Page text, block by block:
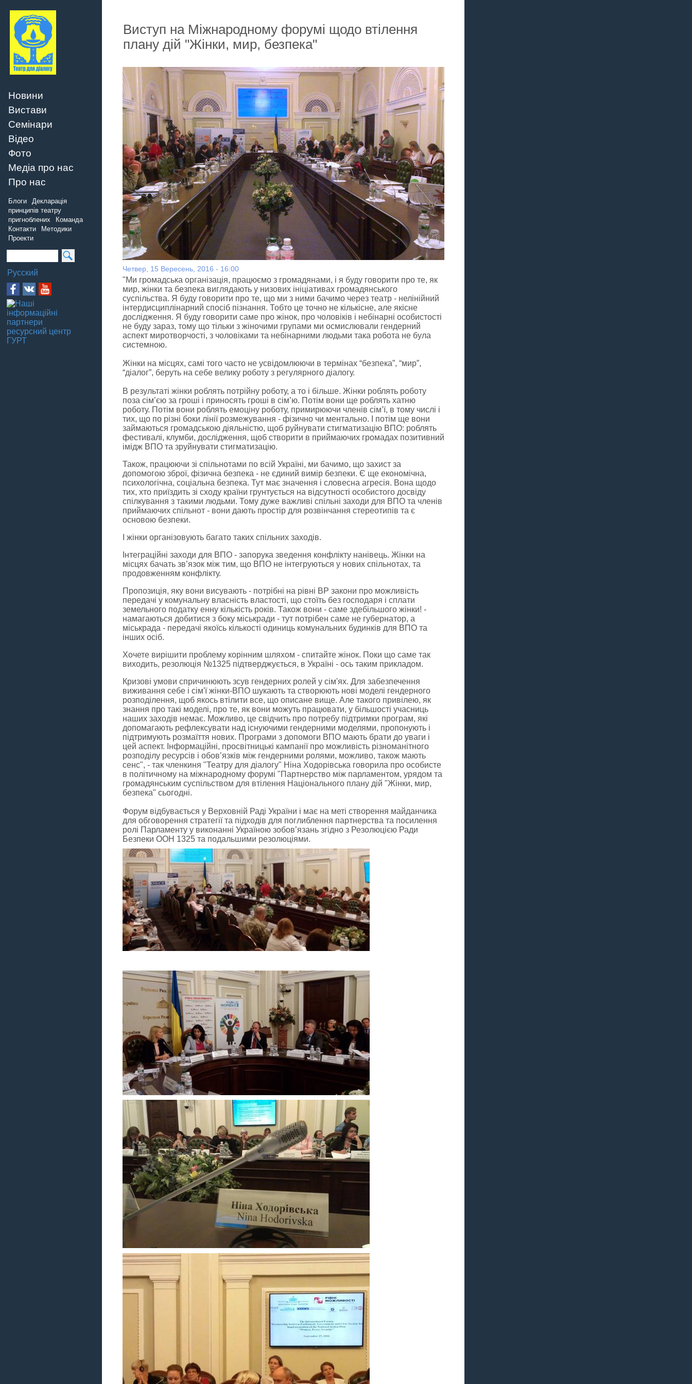
Новини
Вистави
Семінари
Відео
Фото
Медіа про нас
Про нас
Блоги
Декларація
принципів театру
пригноблених
Команда
Контакти
Методики
Проекти
Русский
Виступ на Міжнародному форумі щодо втілення
плану дій "Жінки, мир, безпека"
Четвер, 15 Вересень, 2016 - 16:00
"Ми громадська організація, працюємо з громадянами, і я буду говорити про те, як
мир, жінки та безпека виглядають у низових ініціативах громадянського
суспільства. Я буду говорити про те, що ми з ними бачимо через театр - нелінійний
інтердисциплінарний спосіб пізнання. Тобто це точно не кількісне, але якісне
дослідження. Я буду говорити саме про жінок, про чоловіків і небінарні особистості
не буду зараз, тому що тільки з жіночими групами ми осмислювали гендерний
аспект миротворчості, з чоловіками та небінарними людьми така робота не була
системною.
Жінки на місцях, самі того часто не усвідомлюючи в термінах “безпека”, “мир”,
“діалог”, беруть на себе велику роботу з регулярного діалогу.
В результаті жінки роблять потрійну роботу, а то і більше. Жінки роблять роботу
поза сім’єю за гроші і приносять гроші в сім’ю. Потім вони ще роблять хатню
роботу. Потім вони роблять емоціну роботу, примирюючи членів сім’ї, в тому числі і
тих, що по різні боки лінії розмежування - фізично чи ментально. І потім ще вони
займаються громадською діяльністю, щоб руйнувати стигматизацію ВПО: роблять
фестивалі, клумби, дослідження, щоб створити в приймаючих громадах позитивний
імідж ВПО та зруйнувати стигматизацію.
Також, працюючи зі спільнотами по всій Україні, ми бачимо, що захист за
допомогою зброї, фізична безпека - не єдиний вимір безпеки. Є ще економічна,
психологічна, соціальна безпека. Тут має значення і словесна агресія. Вона щодо
тих, хто приїздить зі сходу країни грунтується на відсутності особистого досвіду
спілкування з такими людьми. Тому дуже важливі спільні заходи для ВПО та членів
приймаючих спільнот - вони дають простір для розвінчання стереотипів та є
основою безпеки.
І жінки організовують багато таких спільних заходів.
Інтеграційні заходи для ВПО - запорука зведення конфлікту нанівець. Жінки на
місцях бачать зв’язок між тим, що ВПО не інтегруються у нових спільнотах, та
продовженням конфлікту.
Пропозиція, яку вони висувають - потрібні на рівні ВР закони про можливість
передачі у комунальну власність властості, що стоїть без господаря і сплати
земельного податку енну кількість років. Також вони - саме здебільшого жінки! -
намагаються добитися з боку міськради - тут потрібен саме не губернатор, а
міськрада - передачі якоїсь кількості одиниць комунальних будинків для ВПО та
інших осіб.
Хочете вирішити проблему корінним шляхом - спитайте жінок. Поки що саме так
виходить, резолюція №1325 підтверджується, в Україні - ось таким прикладом.
Кризові умови спричинюють зсув гендерних ролей у сім'ях. Для забезпечення
виживання себе і сім'ї жінки-ВПО шукають та створюють нові моделі гендерного
розподілення, щоб якось втілити все, що описане вище. Але такого привілею, як
знання про такі моделі, про те, як вони можуть працювати, у більшості учасниць
наших заходів немає. Можливо, це свідчить про потребу підтримки програм, які
допомагають рефлексувати над існуючими гендерними моделями, пропонують і
підтримують розмаїття нових. Програми з допомоги ВПО мають брати до уваги і
цей аспект. Інформаційні, просвітницькі кампанії про можливість різноманітного
розподілу ресурсів і обов’язків між гендерними ролями, можливо, також мають
сенс", - так членкиня "Театру для діалогу" Ніна Ходорівська говорила про особисте
в політичному на міжнародному форумі "Партнерство між парламентом, урядом та
громадянським суспільством для втілення Національного плану дій "Жінки, мир,
безпека" сьогодні.
Форум відбувається у Верховній Раді України і має на меті створення майданчика
для обговорення стратегії та підходів для поглиблення партнерства та посилення
ролі Парламенту у виконанні Україною зобов’язань згідно з Резолюцією Ради
Безпеки ООН 1325 та подальшими резолюціями.